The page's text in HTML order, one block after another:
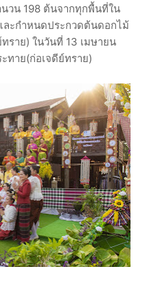
วน 198 ต้นจากทุกพื้นที่ใน
ละกำหนดประกวดต้นดอกไม้
ราย) ในวันที่ 13 เมษายน
ทาย(ก่อเจดีย์ทราย)